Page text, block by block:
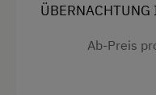
Wassersport
Wintersport
Ab-Preis